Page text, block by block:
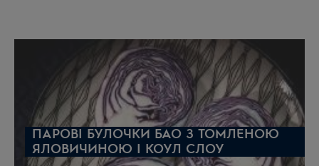
ПАРОВІ БУЛОЧКИ БАО З ТОМЛЕНОЮ
ЯЛОВИЧИНОЮ І КОУЛ СЛОУ